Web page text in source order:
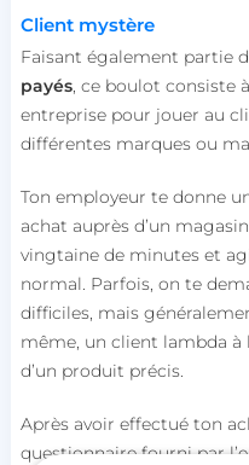
Client mystère
Faisant également partie
payés, ce boulot consiste
entreprise pour jouer au
différentes marques ou
Ton employeur te donne
achat auprès d’un
vingtaine de minutes et
normal. Parfois, on te
difficiles, mais
même, un client lambda à
d’un produit précis.
Après avoir effectué ton
questionnaire fourni par